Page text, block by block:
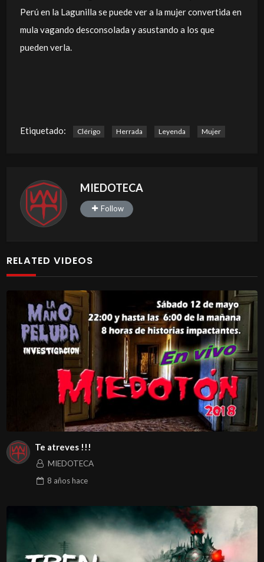
Perú en la Lagunilla se puede ver a la mujer convertida en
mula vagando desconsolada y asustando a los que
pueden verla.
Etiquetado: Clérigo Herrada Leyenda Mujer
MIEDOTECA
Follow
RELATED VIDEOS
Te atreves !!!
MIEDOTECA
8 añoshace